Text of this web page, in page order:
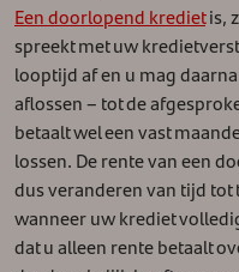
Een doorlopend kredietis,
spreekt met uw
looptijd af en u mag
aflossen – tot de
betaalt wel een vast
lossen. De rente van een
dus veranderen van tijd
wanneer uw krediet
dat u alleen rente betaalt